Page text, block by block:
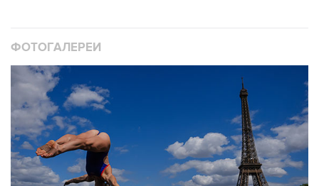
ФОТОГАЛЕРЕИ